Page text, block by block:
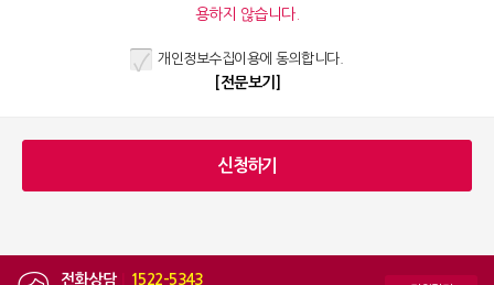
용하지 않습니다.
개인정보수집이용에 동의합니다.
[전문보기]
전화상담 1522-5343